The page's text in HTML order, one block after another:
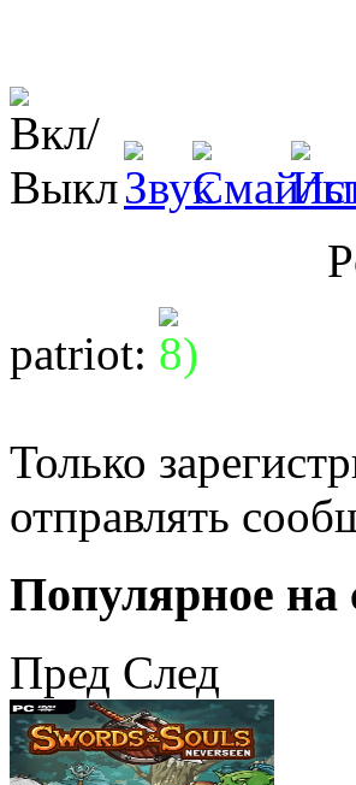
patriot:
Только
отправлять
Популярное на
Пред След